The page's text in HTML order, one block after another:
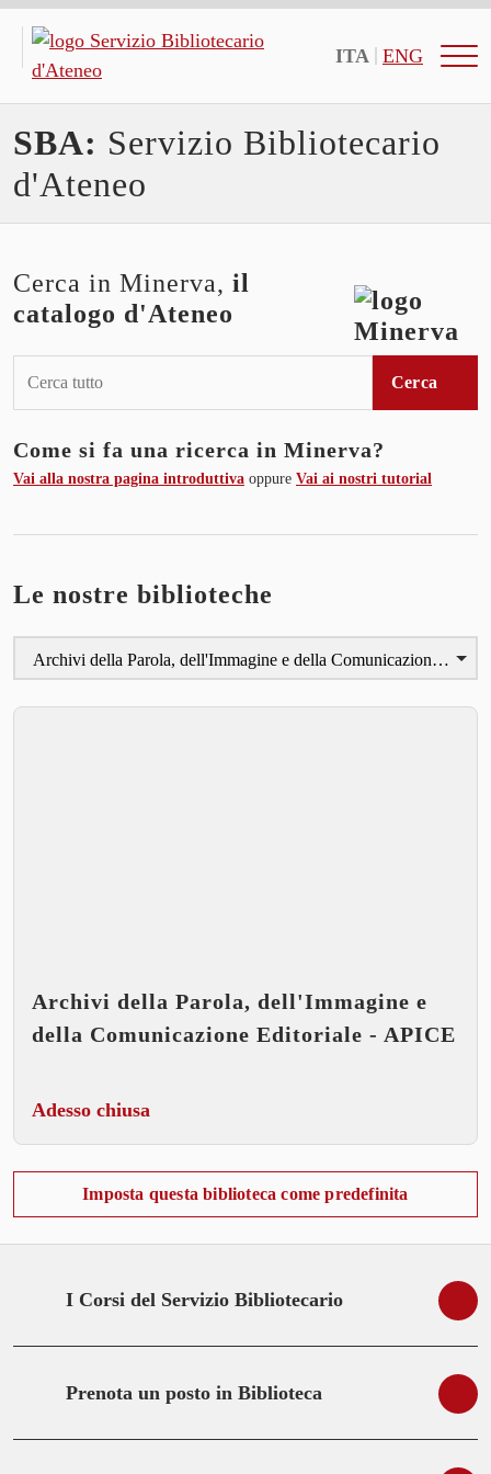
ITA ENG
SBA: Servizio Bibliotecario
d'Ateneo
Cerca in Minerva, il
catalogo d'Ateneo
Cerca
Come si fa una ricerca in Minerva?
Vai alla nostra pagina introduttiva oppure Vai ai nostri tutorial
Le nostre biblioteche
Archivi della Parola, dell'Immagine e
della Comunicazione Editoriale - APICE
Adesso chiusa
Imposta questa biblioteca come predefinita
I Corsi del Servizio Bibliotecario
Prenota un posto in Biblioteca